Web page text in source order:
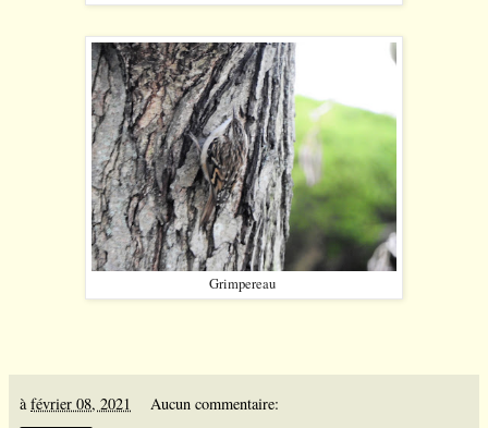
Grimpereau
à février 08, 2021 Aucun commentaire: